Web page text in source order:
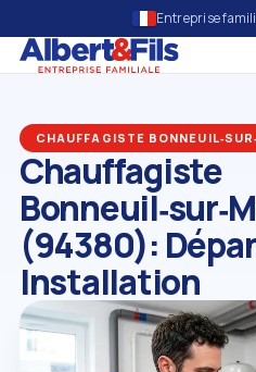
Entreprise
CHAUFFAGISTE
Chauffagiste
(94380):
Installation